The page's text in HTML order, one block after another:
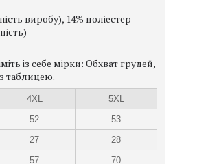
виробу), 14% поліестер
із себе мірки: Обхват грудей,
таблицею.
4XL
5XL
52
53
27
28
57 70